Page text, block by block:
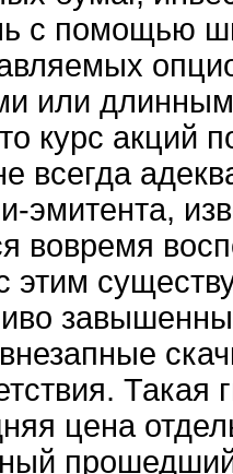
с помощью
или
курс акций
всегда
эмитента,
вовремя
этим
Такая
цена